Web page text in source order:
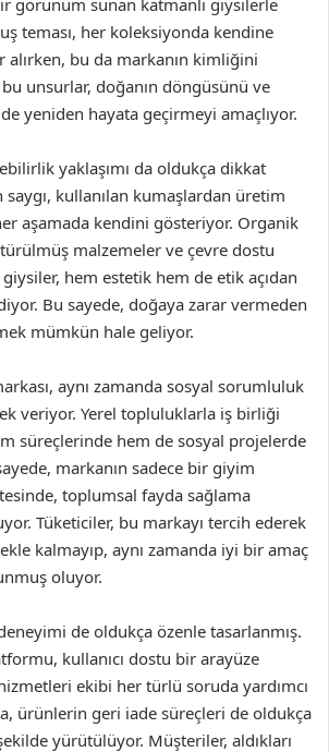
teması, her koleksiyonda kendine
alırken, bu da markanın kimliğini
unsurlar, doğanın döngüsünü ve
yeniden hayata geçirmeyi amaçlıyor.
yaklaşımı da oldukça dikkat
kullanılan kumaşlardan üretim
aşamada kendini gösteriyor. Organik
malzemeler ve çevre dostu
hem estetik hem de etik açıdan
Bu sayede, doğaya zarar vermeden
mümkün hale geliyor.
aynı zamanda sosyal sorumluluk
veriyor. Yerel topluluklarla iş birliği
süreçlerinde hem de sosyal projelerde
markanın sadece bir giyim
toplumsal fayda sağlama
Tüketiciler, bu markayı tercih ederek
kalmayıp, aynı zamanda iyi bir amaç
oluyor.
de oldukça özenle tasarlanmış.
kullanıcı dostu bir arayüze
ekibi her türlü soruda yardımcı
ürünlerin geri iade süreçleri de oldukça
yürütülüyor. Müşteriler, aldıkları